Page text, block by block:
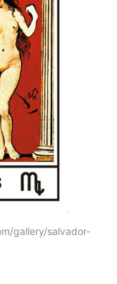
gallery/salvador-